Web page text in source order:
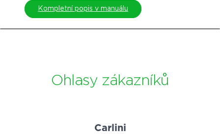
Kompletní popis v manuálu
Ohlasy zákazníků​
Carlini